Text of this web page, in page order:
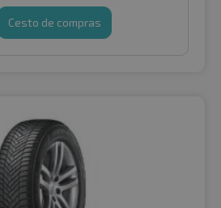
Cesto de compras